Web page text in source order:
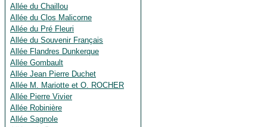
Allée du Chaillou
Allée du Clos Malicorne
Allée du Pré Fleuri
Allée du Souvenir Français
Allée Flandres Dunkerque
Allée Gombault
Allée Jean Pierre Duchet
Allée M. Mariotte et O. ROCHER
Allée Pierre Vivier
Allée Robinière
Allée Sagnole